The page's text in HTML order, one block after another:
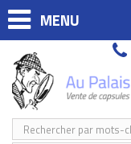
MENU